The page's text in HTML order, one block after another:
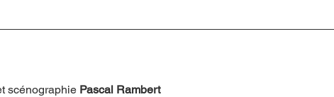
scénographie Pascal Rambert